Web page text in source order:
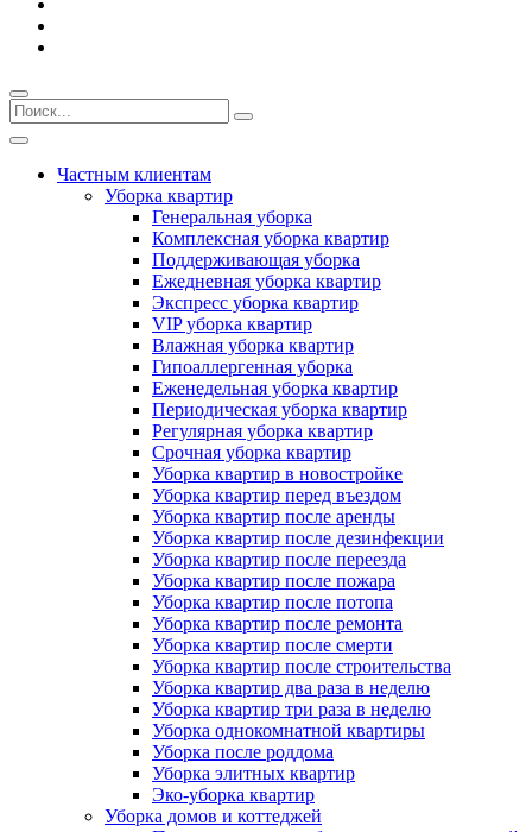
Частным клиентам
Уборка квартир
Генеральная уборка
Комплексная уборка квартир
Поддерживающая уборка
Ежедневная уборка квартир
Экспресс уборка квартир
VIP уборка квартир
Влажная уборка квартир
Гипоаллергенная уборка
Еженедельная уборка квартир
Периодическая уборка квартир
Регулярная уборка квартир
Срочная уборка квартир
Уборка квартир в новостройке
Уборка квартир перед въездом
Уборка квартир после аренды
Уборка квартир после дезинфекции
Уборка квартир после переезда
Уборка квартир после пожара
Уборка квартир после потопа
Уборка квартир после ремонта
Уборка квартир после смерти
Уборка квартир после строительства
Уборка квартир два раза в неделю
Уборка квартир три раза в неделю
Уборка однокомнатной квартиры
Уборка после роддома
Уборка элитных квартир
Эко-уборка квартир
Уборка домов и коттеджей